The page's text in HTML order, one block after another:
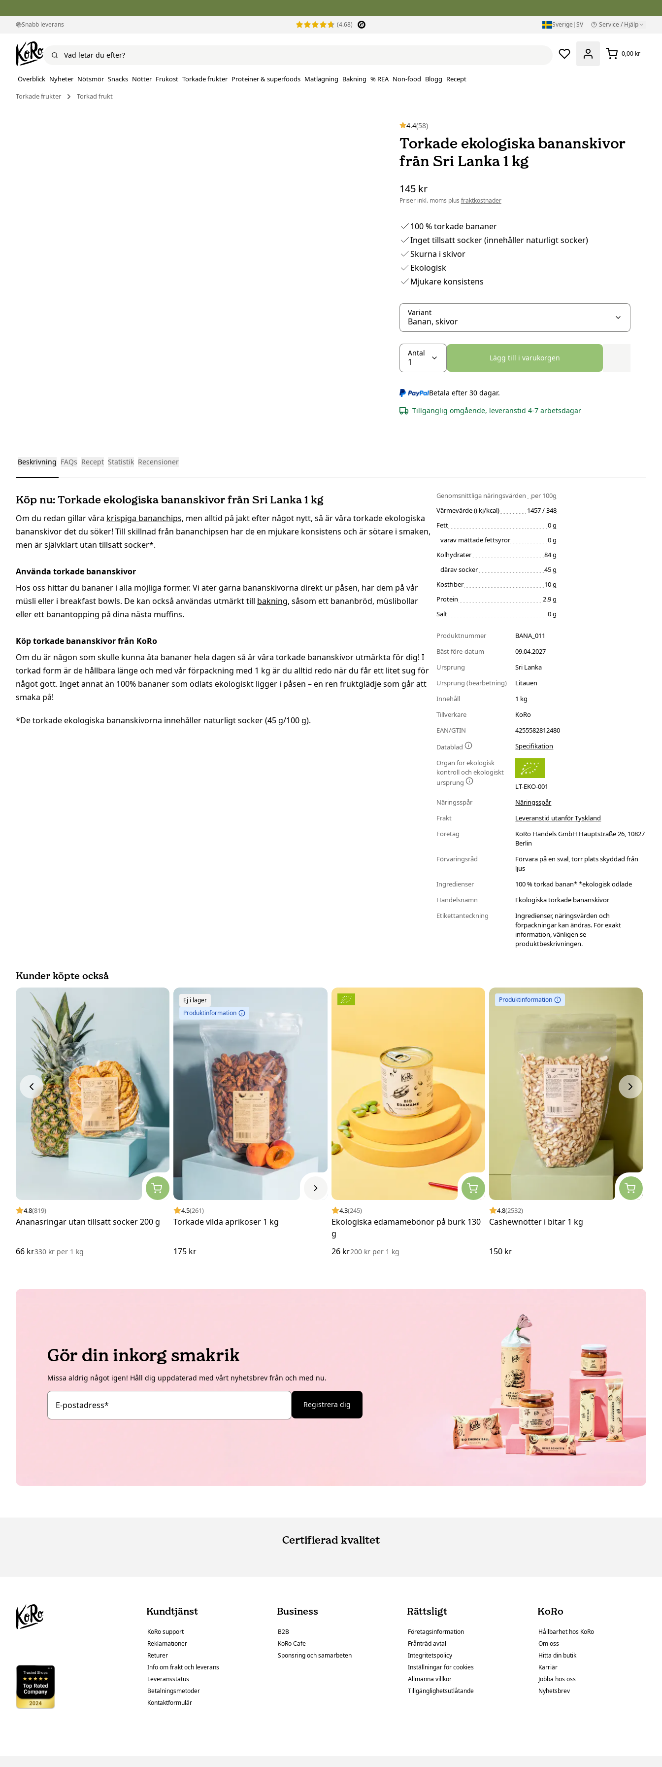
Snabb leverans (4.68) Sverige |SV Service / Hjälp
0,00 kr
Överblick Nyheter Nötsmör Snacks Nötter Frukost Torkade frukter Proteiner & superfoods Matlagning Bakning % REA Non-food Blogg Recept
Torkade frukter
Torkad frukt
4.4(58)
Torkade ekologiska bananskivor
från Sri Lanka 1 kg
145 kr
Priser inkl. moms plus fraktkostnader
100 % torkade bananer
Inget tillsatt socker (innehåller naturligt socker)
Skurna i skivor
Ekologisk
Mjukare konsistens
Variant
Antal
Lägg till i varukorgen
Betala efter 30 dagar.
Tillgänglig omgående, leveranstid 4-7 arbetsdagar
Beskrivning FAQs Recept Statistik Recensioner
Köp nu: Torkade ekologiska bananskivor från Sri Lanka 1 kg
Om du redan gillar våra krispiga bananchips, men alltid på jakt efter något nytt, så är våra torkade ekologiska
bananskivor det du söker! Till skillnad från bananchipsen har de en mjukare konsistens och är sötare i smaken,
men är självklart utan tillsatt socker*.
Använda torkade bananskivor
Hos oss hittar du bananer i alla möjliga former. Vi äter gärna bananskivorna direkt ur påsen, har dem på vår
müsli eller i breakfast bowls. De kan också användas utmärkt till bakning, såsom ett bananbröd, müslibollar
eller ett banantopping på dina nästa muffins.
Köp torkade bananskivor från KoRo
Om du är någon som skulle kunna äta bananer hela dagen så är våra torkade bananskivor utmärkta för dig! I
torkad form är de hållbara länge och med vår förpackning med 1 kg är du alltid redo när du får ett litet sug för
något gott. Inget annat än 100% bananer som odlats ekologiskt ligger i påsen – en ren fruktglädje som går att
smaka på!
*De torkade ekologiska bananskivorna innehåller naturligt socker (45 g/100 g).
Genomsnittliga näringsvärden
per 100g
Värmevärde (i kj/kcal)
1457 / 348
Fett
0 g
varav mättade fettsyror
0 g
Kolhydrater
84 g
därav socker
45 g
Kostfiber
10 g
Protein
2.9 g
Salt
0 g
Produktnummer
BANA_011
Bäst före-datum
09.04.2027
Ursprung
Sri Lanka
Ursprung (bearbetning)
Litauen
Innehåll
1 kg
Tillverkare
KoRo
EAN/GTIN
4255582812480
Datablad
Specifikation
Organ för ekologisk
kontroll och ekologiskt
ursprung
LT-EKO-001
Näringsspår
Näringsspår
Frakt
Leveranstid utanför Tyskland
Företag
KoRo Handels GmbH Hauptstraße 26, 10827
Berlin
Förvaringsråd
Förvara på en sval, torr plats skyddad från
ljus
Ingredienser
100 % torkad banan* *ekologisk odlade
Handelsnamn
Ekologiska torkade bananskivor
Etikettanteckning
Ingredienser, näringsvärden och
förpackningar kan ändras. För exakt
information, vänligen se
produktbeskrivningen.
Kunder köpte också
4.8(819)
Ananasringar utan tillsatt socker 200 g
66 kr330 kr per 1 kg
Ej i lager
Produktinformation
4.5(261)
Torkade vilda aprikoser 1 kg
175 kr
4.3(245)
Ekologiska edamamebönor på burk 130
g
26 kr200 kr per1 kg
Produktinformation
4.8(2532)
Cashewnötter i bitar 1 kg
150 kr
Gör din inkorg smakrik
Missa aldrig något igen! Håll dig uppdaterad med vårt nyhetsbrev från och med nu.
E-postadress* Registrera dig
Certifierad kvalitet
Kundtjänst
KoRo support
Reklamationer
Returer
Info om frakt och leverans
Leveransstatus
Betalningsmetoder
Kontaktformulär
Business
B2B
KoRo Cafe
Sponsring och samarbeten
Rättsligt
Företagsinformation
Frånträd avtal
Integritetspolicy
Inställningar för cookies
Allmänna villkor
Tillgänglighetsutlåtande
KoRo
Hållbarhet hos KoRo
Om oss
Hitta din butik
Karriär
Jobba hos oss
Nyhetsbrev